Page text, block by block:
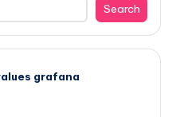
Search
grafana